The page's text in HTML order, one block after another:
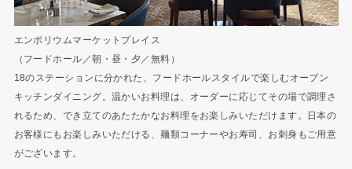
エンポリウムマーケットプレイス
（フードホール／朝・昼・夕／無料）
18のステーションに分かれた、フードホールスタイルで楽しむオープン
キッチンダイニング。温かいお料理は、オーダーに応じてその場で調理さ
れるため、でき立てのあたたかなお料理をお楽しみいただけます。日本の
お客様にもお楽しみいただける、麺類コーナーやお寿司、お刺身もご用意
がございます。